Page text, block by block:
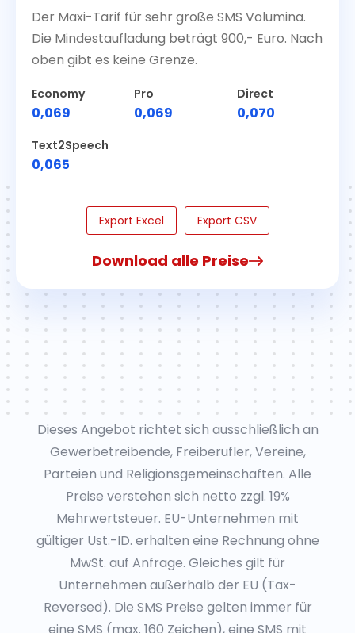
Der Maxi-Tarif für sehr große SMS Volumina.
Die Mindestaufladung beträgt 900,- Euro. Nach
oben gibt es keine Grenze.
Economy
0,069
Pro
0,069
Direct
0,070
Text2Speech
0,065
Export Excel Export CSV
Download alle Preise
Dieses Angebot richtet sich ausschließlich an
Gewerbetreibende, Freiberufler, Vereine,
Parteien und Religionsgemeinschaften. Alle
Preise verstehen sich netto zzgl. 19%
Mehrwertsteuer. EU-Unternehmen mit
gültiger Ust.-ID. erhalten eine Rechnung ohne
MwSt. auf Anfrage. Gleiches gilt für
Unternehmen außerhalb der EU (Tax-
Reversed). Die SMS Preise gelten immer für
eine SMS (max. 160 Zeichen), eine SMS mit